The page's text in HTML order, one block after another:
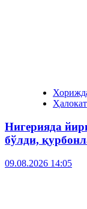
Ҳалокат
Нигерияда
бўлди,
09.08.2026 14:05